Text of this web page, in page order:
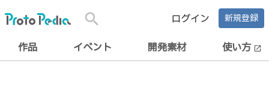
search ログイン 新規登録
作品 イベント 開発素材 使い方 open_in_new